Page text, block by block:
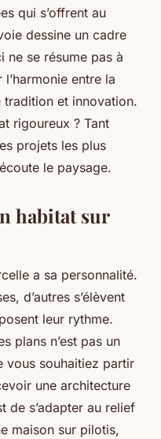
qui s’offrent au
dessine un cadre
ne se résume pas à
entre la
et innovation.
rigoureux ? Tant
projets les plus
le paysage.
habitat sur
a sa personnalité.
d’autres s’élèvent
leur rythme.
plans n’est pas un
vous souhaitiez partir
une architecture
de s’adapter au relief
maison sur pilotis,